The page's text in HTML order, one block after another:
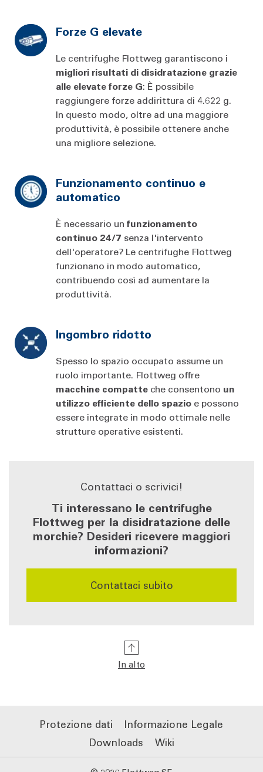
Forze G elevate
Le centrifughe Flottweg garantiscono i
migliori risultati di disidratazione grazie
alle elevate forze G: È possibile
raggiungere forze addirittura di 4.622 g.
In questo modo, oltre ad una maggiore
produttività, è possibile ottenere anche
una migliore selezione.
Funzionamento continuo e
automatico
È necessario un funzionamento
continuo 24/7 senza l'intervento
dell'operatore? Le centrifughe Flottweg
funzionano in modo automatico,
contribuendo così ad aumentare la
produttività.
Ingombro ridotto
Spesso lo spazio occupato assume un
ruolo importante. Flottweg offre
macchine compatte che consentono un
utilizzo efficiente dello spazio e possono
essere integrate in modo ottimale nelle
strutture operative esistenti.
Contattaci o scrivici!
Ti interessano le centrifughe
Flottweg per la disidratazione delle
morchie? Desideri ricevere maggiori
informazioni?
Contattaci subito
In alto
Protezione dati
Informazione Legale
Downloads
Wiki